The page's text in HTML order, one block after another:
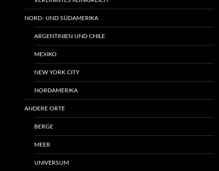
NORD- UND SÜDAMERIKA
ARGENTINIEN UND CHILE
MEXIKO
NEW YORK CITY
NORDAMERIKA
ANDERE ORTE
BERGE
MEER
UNIVERSUM